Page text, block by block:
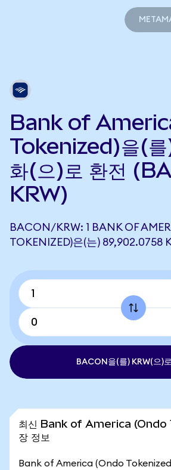
Bank of
Tokenized)을(를
화(으)로 환전
KRW)
BACON/KRW: 1 BANK OF
TOKENIZED)은(는) 89,902.0758
BACON을(를) KRW(으)
최신 Bank of America (Ondo
장 정보
Bank of America (Ondo